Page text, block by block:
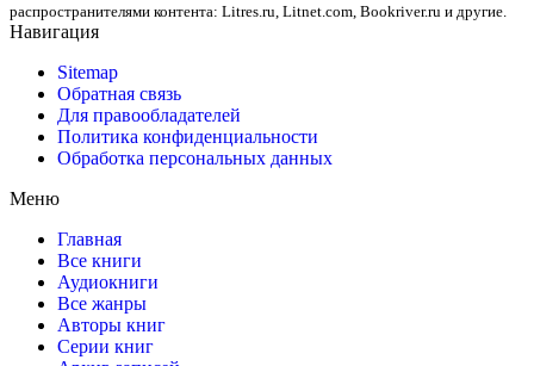
распространителями контента: Litres.ru, Litnet.com, Bookriver.ru и другие.
Навигация
Sitemap
Обратная связь
Для правообладателей
Политика конфиденциальности
Обработка персональных данных
Меню
Главная
Все книги
Аудиокниги
Все жанры
Авторы книг
Серии книг